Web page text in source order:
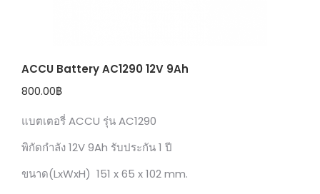
ACCU Battery AC1290 12V 9Ah
800.00฿
แบตเตอรี่ ACCU รุ่น AC1290
พิกัดกำลัง 12V 9Ah รับประกัน 1 ปี
ขนาด(LxWxH) 151 x 65 x 102 mm.